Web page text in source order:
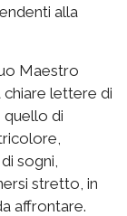
alla
Maestro
lettere di
di
sogni,
stretto, in
affrontare.